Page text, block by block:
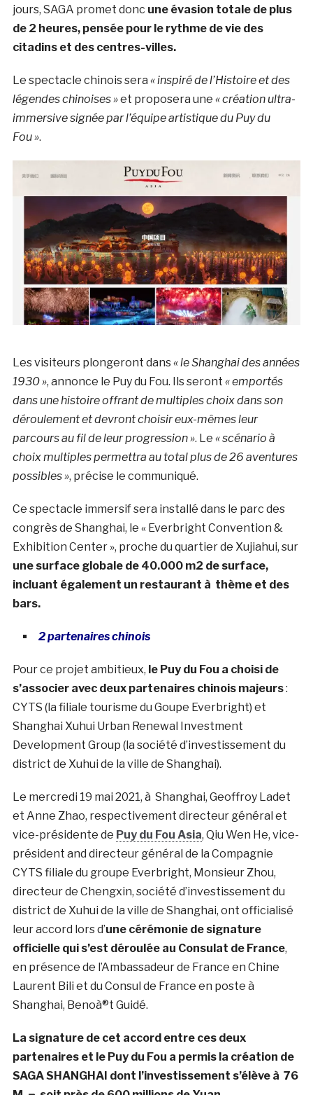
jours, SAGA promet donc une évasion totale de plus
de 2 heures, pensée pour le rythme de vie des
citadins et des centres-villes.
Le spectacle chinois sera « inspiré de l’Histoire et des
légendes chinoises »et proposera une « création ultra-
immersive signée par l’équipe artistique du Puy du
Fou ».
Les visiteurs plongeront dans« le Shanghai des années
1930 », annonce le Puy du Fou. Ils seront « emportés
dans une histoire offrant de multiples choix dans son
déroulement et devront choisir eux-mêmes leur
parcours au fil de leur progression ». Le « scénario à
choix multiples permettra au total plus de 26 aventures
possibles », précise le communiqué.
Ce spectacle immersif sera installé dans le parc des
congrès de Shanghai, le « Everbright Convention &
Exhibition Center », proche du quartier de Xujiahui, sur
une surface globale de 40.000 m2 de surface,
incluant également un restaurant à thème et des
bars.
2 partenaires chinois
Pour ce projet ambitieux, le Puy du Fou a choisi de
s’associer avec deux partenaires chinois majeurs:
CYTS (la filiale tourisme du Goupe Everbright) et
Shanghai Xuhui Urban Renewal Investment
Development Group (la société d’investissement du
district de Xuhui de la ville de Shanghai).
Le mercredi 19 mai 2021, à Shanghai, Geoffroy Ladet
et Anne Zhao, respectivement directeur général et
vice-présidente de Puy du Fou Asia, Qiu Wen He, vice-
président and directeur général de la Compagnie
CYTS filiale du groupe Everbright, Monsieur Zhou,
directeur de Chengxin, société d’investissement du
district de Xuhui de la ville de Shanghai, ont officialisé
leur accord lors d’une cérémonie de signature
officielle qui s’est déroulée au Consulat de France,
en présence de l’Ambassadeur de France en Chine
Laurent Bili et du Consul de France en poste à
Shanghai, Benoà®t Guidé.
La signature de cet accord entre ces deux
partenaires et le Puy du Fou a permis la création de
SAGA SHANGHAI dont l’investissement s’élève à 76